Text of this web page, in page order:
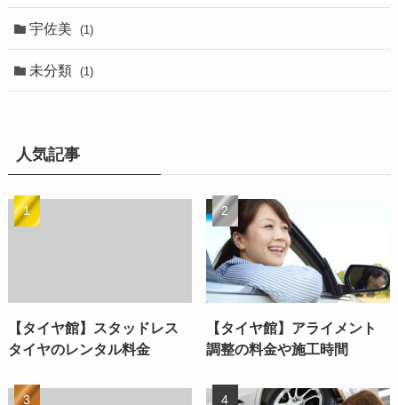
宇佐美 (1)
未分類 (1)
人気記事
【タイヤ館】スタッドレス
タイヤのレンタル料金
【タイヤ館】アライメント
調整の料金や施工時間